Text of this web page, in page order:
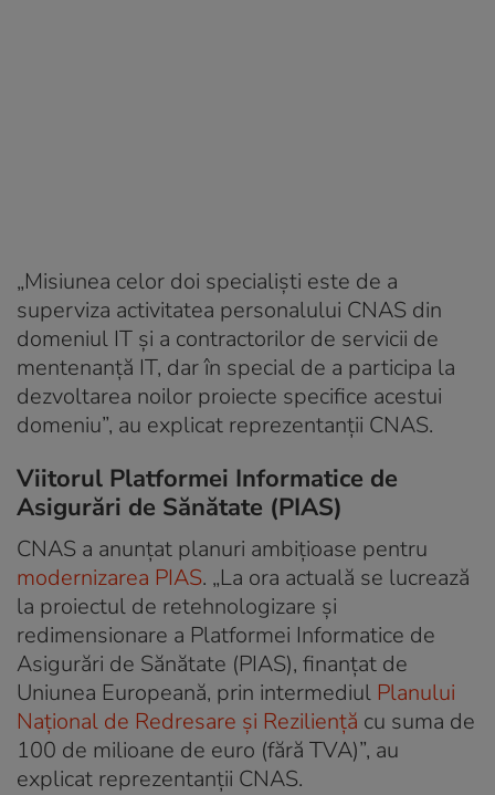
„Misiunea celor doi specialişti este de a
superviza activitatea personalului CNAS din
domeniul IT şi a contractorilor de servicii de
mentenanţă IT, dar în special de a participa la
dezvoltarea noilor proiecte specifice acestui
domeniu”, au explicat reprezentanții CNAS.
Viitorul Platformei Informatice de
Asigurări de Sănătate (PIAS)
CNAS a anunțat planuri ambițioase pentru
modernizarea PIAS. „La ora actuală se lucrează
la proiectul de retehnologizare şi
redimensionare a Platformei Informatice de
Asigurări de Sănătate (PIAS), finanţat de
Uniunea Europeană, prin intermediul Planului
Naţional de Redresare şi Rezilienţă cu suma de
100 de milioane de euro (fără TVA)”, au
explicat reprezentanții CNAS.